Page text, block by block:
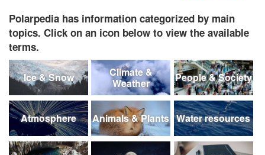
Polarpedia has information categorized by main
topics. Click on an icon below to view the available
terms.
Ice & Snow
Climate &
Weather
People & Society
Atmosphere Animals & Plants Water resources